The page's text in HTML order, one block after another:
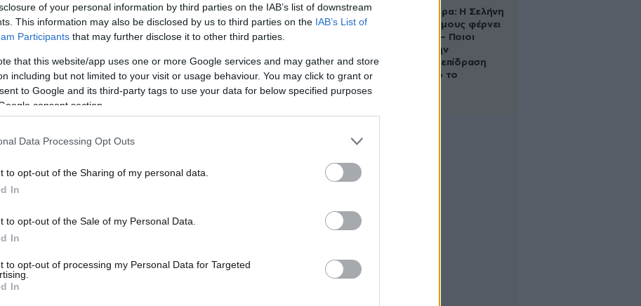
of your personal information by third parties on the IAB’s list of downstream
This information may also be disclosed by us to third parties on the IAB’s List of
Participants that may further disclose it to other third parties.
that this website/app uses one or more Google services and may gather and store
including but not limited to your visit or usage behaviour. You may click to grant or
to Google and its third-party tags to use your data for below specified purposes
consent section.
Data Processing Opt Outs
to opt-out of the Sharing of my personal data.
In
to opt-out of the Sale of my Personal Data.
In
to opt-out of processing my Personal Data for Targeted
In
κυκλοφορίας τριών εβδομάδων, λόγω του
έχει αφήσει εκατομμύρια ανθρώπους χωρίς
μέλη της κοινωνίας κάνουν αγώνα για να
ανέρχονται σε 117, σε σύνο 4.314
Ζώδια σήμερα: Η Σελήνη
στους Διδύμους φέρνει
ανατροπές – Ποιοι
δέχονται την
ευεργετική επίδραση
του Δία από το